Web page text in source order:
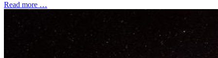
Read more …